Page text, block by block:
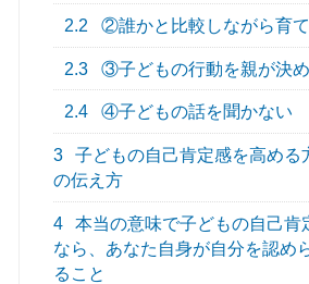
2.2 ②誰かと比較しながら育
2.3 ③子どもの行動を親が決
2.4 ④子どもの話を聞かない
3
子どもの自己肯定感を高める
の伝え方
4
本当の意味で子どもの自己肯
なら、あなた自身が自分を認め
ること